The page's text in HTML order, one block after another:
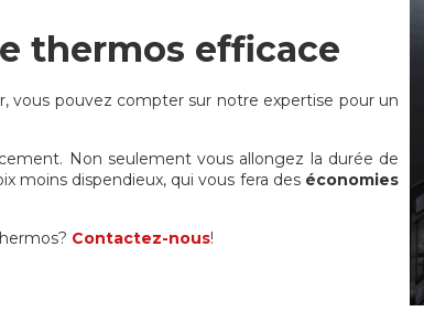
thermos efficace
vous pouvez compter sur notre expertise pour un
Non seulement vous allongez la durée de
moins dispendieux, qui vous fera des économies
Contactez-nous!